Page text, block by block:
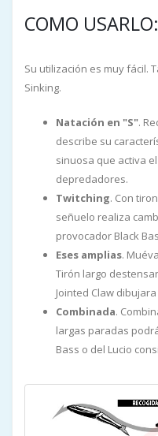
COMO USARLO:
Su utilización es muy fácil.
Sinking.
Natación en "S".
describe su
sinuosa que activa
depredadores.
Twitching. Con
señuelo realiza
provocador Black
Eses amplias.
Tirón largo
Jointed Claw
Combinada.
largas paradas
Bass o del Lucio